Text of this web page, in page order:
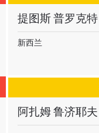
提图斯 普罗克特
新西兰
阿扎姆 鲁济耶夫